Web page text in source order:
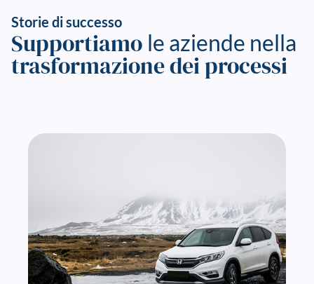
Storie di successo
Supportiamo le aziende nella
trasformazione dei processi